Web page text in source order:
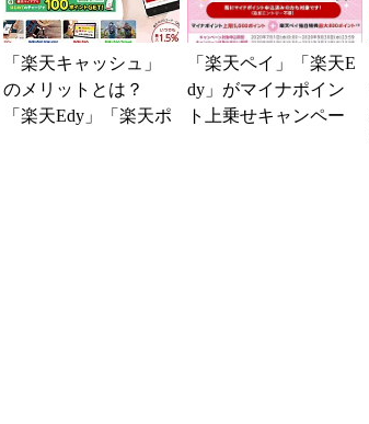
「楽天キャッシュ」
のメリットとは？
「楽天Edy」「楽天ポ
「楽天ペイ」「楽天E
dy」がマイナポイン
ト上乗せキャンペー